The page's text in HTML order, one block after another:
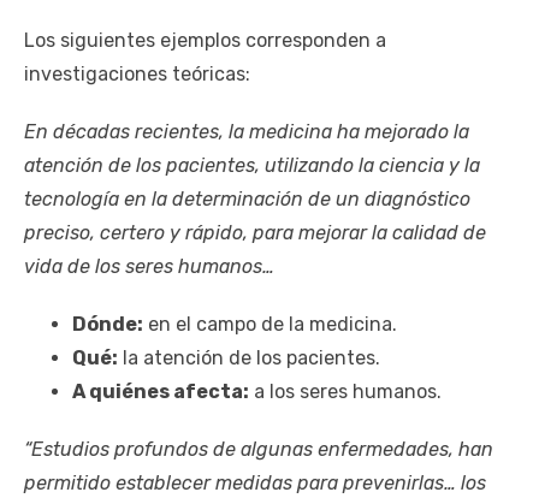
Los siguientes ejemplos corresponden a
investigaciones teóricas:
En décadas recientes, la medicina ha mejorado la
atención de los pacientes, utilizando la ciencia y la
tecnología en la determinación de un diagnóstico
preciso, certero y rápido, para mejorar la calidad de
vida de los seres humanos…
Dónde: en el campo de la medicina.
Qué: la atención de los pacientes.
A quiénes afecta: a los seres humanos.
“Estudios profundos de algunas enfermedades, han
permitido establecer medidas para prevenirlas… los